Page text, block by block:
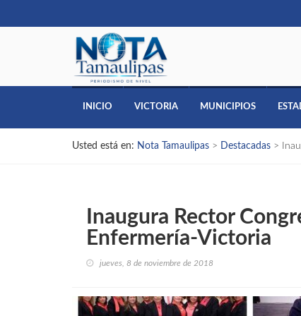
INICIO VICTORIA MUNICIPIOS
Usted está en: Nota Tamaulipas > Destacadas >
Inaugura Rector
Enfermería-Victoria
jueves, 8 de noviembre de 2018